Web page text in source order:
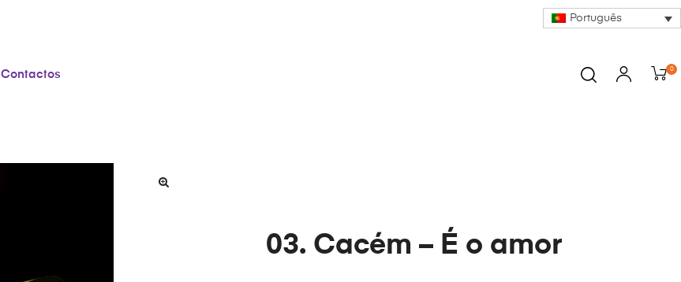
Português
Contactos 0
03. Cacém – É o amor